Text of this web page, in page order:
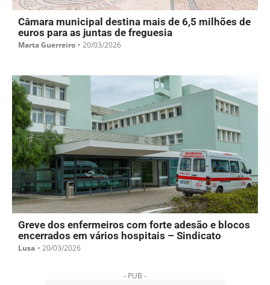
Câmara municipal destina mais de 6,5 milhões de
euros para as juntas de freguesia
Marta Guerreiro • 20/03/2026
Greve dos enfermeiros com forte adesão e blocos
encerrados em vários hospitais – Sindicato
Lusa • 20/03/2026
- PUB -